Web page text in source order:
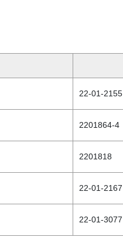
22-01-2155
2201864-4
2201818
22-01-2167
22-01-3077